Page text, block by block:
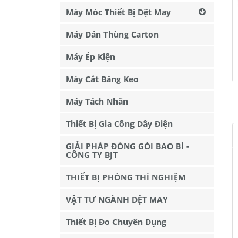
Máy Móc Thiết Bị Dệt May
Máy Dán Thùng Carton
Máy Ép Kiện
Máy Cắt Băng Keo
Máy Tách Nhãn
Thiết Bị Gia Công Dây Điện
GIẢI PHÁP ĐÓNG GÓI BAO BÌ -
CÔNG TY BJT
THIẾT BỊ PHÒNG THÍ NGHIỆM
VẬT TƯ NGÀNH DỆT MAY
Thiết Bị Đo Chuyên Dụng